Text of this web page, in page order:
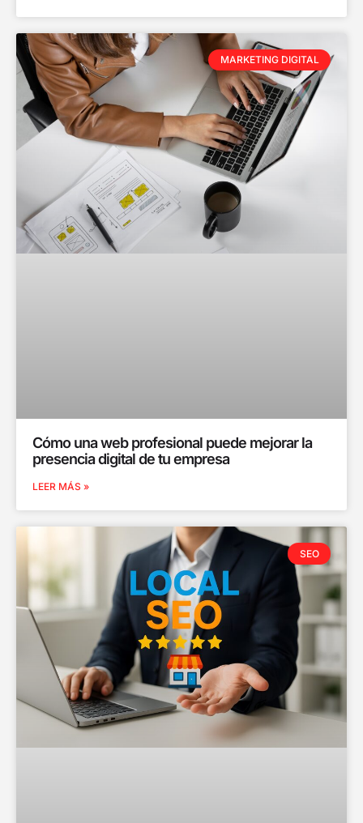
MARKETING DIGITAL
Cómo una web profesional puede mejorar la
presencia digital de tu empresa
LEER MÁS »
SEO